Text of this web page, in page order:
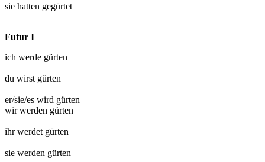
sie hatten gegürtet
Futur I
ich werde gürten
du wirst gürten
er/sie/es wird gürten
wir werden gürten
ihr werdet gürten
sie werden gürten